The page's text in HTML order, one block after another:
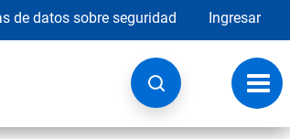
de datos sobre seguridad Ingresar
de